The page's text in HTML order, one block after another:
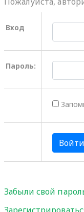
Вход
Пароль:
Забыли свой